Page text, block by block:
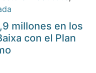
millones en los
con el Plan